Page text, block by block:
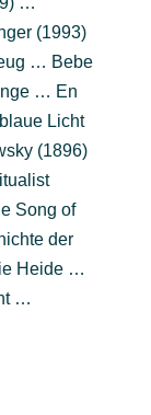
(1993)
… Bebe
… En
Licht
(1896)
Song of
der
Heide …
…